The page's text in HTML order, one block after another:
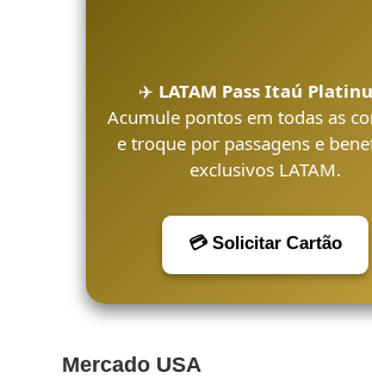
✈️ LATAM Pass Itaú
Acumule pontos em todas as
e troque por passagens e
exclusivos LATAM.
💳 Solicitar Cartão
Mercado USA